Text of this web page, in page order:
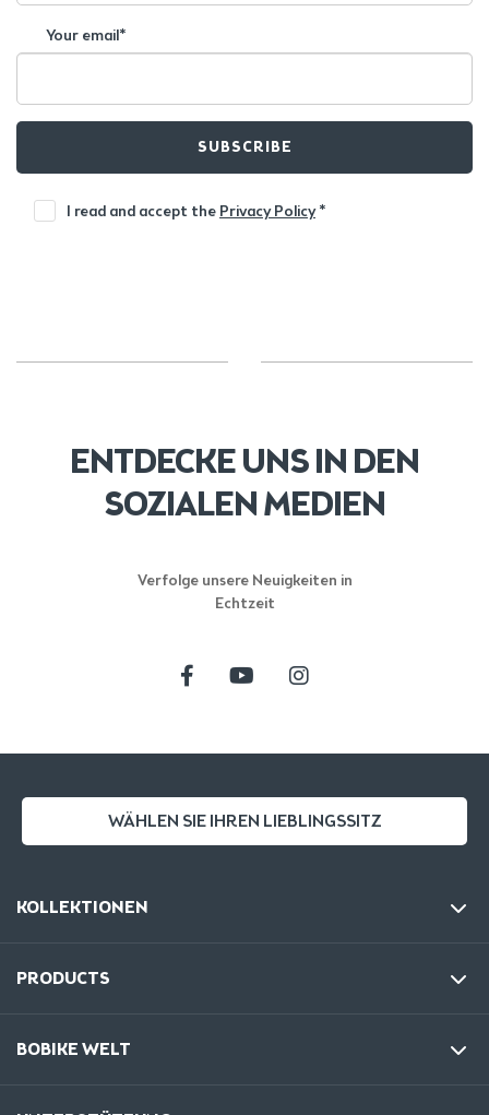
Your email*
SUBSCRIBE
I read and accept the Privacy Policy*
ENTDECKE UNS IN DEN
SOZIALEN MEDIEN
Verfolge unsere Neuigkeiten in
Echtzeit
WÄHLEN SIE IHREN LIEBLINGSSITZ
KOLLEKTIONEN
PRODUCTS
BOBIKE WELT